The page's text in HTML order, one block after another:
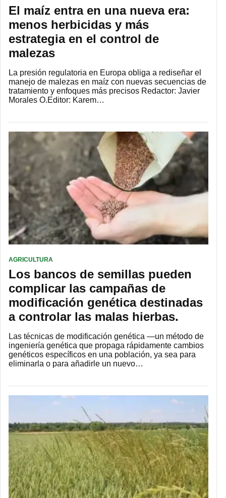
El maíz entra en una nueva era:
menos herbicidas y más
estrategia en el control de
malezas
La presión regulatoria en Europa obliga a rediseñar el
manejo de malezas en maíz con nuevas secuencias de
tratamiento y enfoques más precisos Redactor: Javier
Morales O.Editor: Karem…
AGRICULTURA
Los bancos de semillas pueden
complicar las campañas de
modificación genética destinadas
a controlar las malas hierbas.
Las técnicas de modificación genética —un método de
ingeniería genética que propaga rápidamente cambios
genéticos específicos en una población, ya sea para
eliminarla o para añadirle un nuevo…